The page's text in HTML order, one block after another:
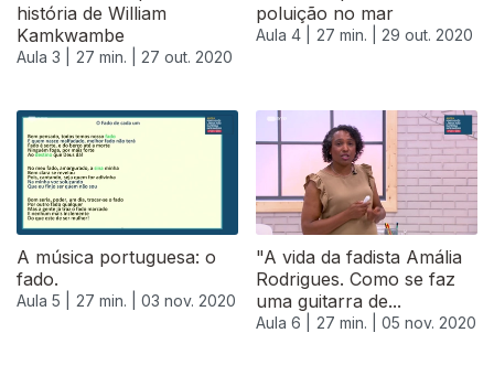
história de William
Kamkwambe
Aula 3 | 27 min. | 27 out. 2020
poluição no mar
Aula 4 | 27 min. | 29 out. 2020
A música portuguesa: o
fado.
Aula 5 | 27 min. | 03 nov. 2020
"A vida da fadista Amália
Rodrigues. Como se faz
uma guitarra de...
Aula 6 | 27 min. | 05 nov. 2020